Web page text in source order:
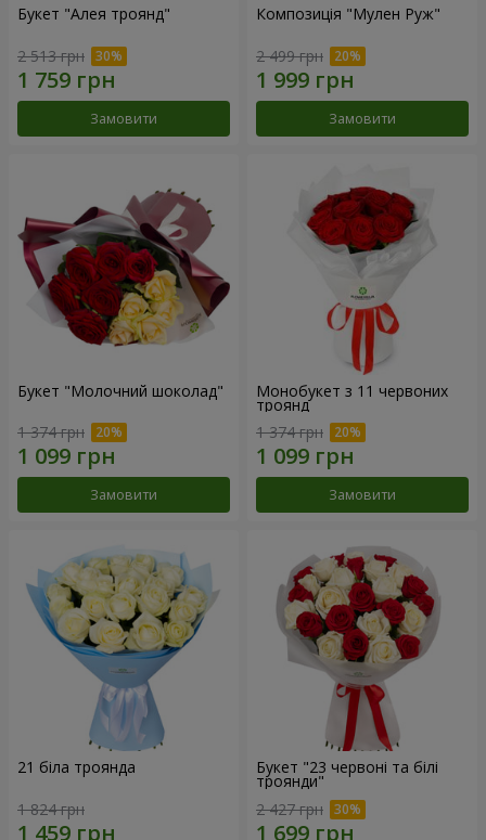
Букет "Алея троянд"
2 513 грн
Замовити
Композиція "Мулен Руж"
2 499 грн
Замовити
Букет "Молочний шоколад"
1 374 грн
Замовити
Монобукет з 11 червоних
троянд
1 374 грн
Замовити
21 біла троянда
1 824 грн
Букет "23 червоні та білі
троянди"
2 427 грн